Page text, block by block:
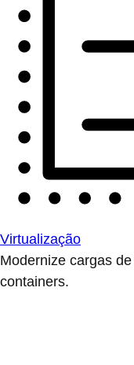
Virtualização
Modernize cargas
containers.